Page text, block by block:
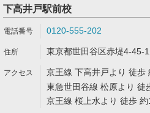
下高井戸駅前校
0120-555-202
東京都世田谷区赤堤4-45-
京王線 下高井戸より 徒歩
東急世田谷線 松原より 徒
京王線 桜上水より 徒歩